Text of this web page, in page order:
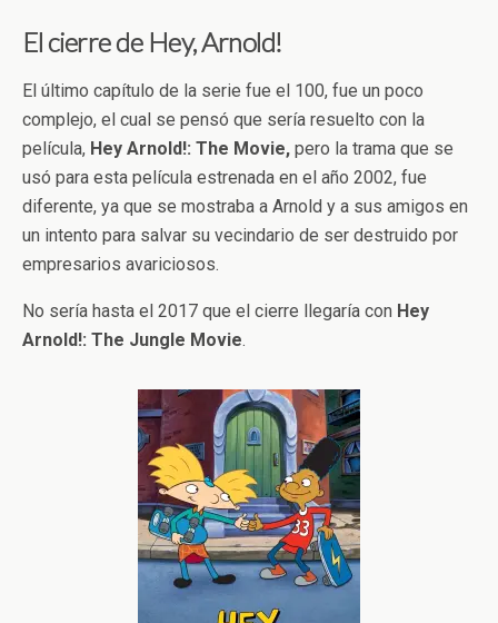
El cierre de Hey, Arnold!
El último capítulo de la serie fue el 100, fue un poco
complejo, el cual se pensó que sería resuelto con la
película, Hey Arnold!: The Movie, pero la trama que se
usó para esta película estrenada en el año 2002, fue
diferente, ya que se mostraba a Arnold y a sus amigos en
un intento para salvar su vecindario de ser destruido por
empresarios avariciosos.
No sería hasta el 2017 que el cierre llegaría con Hey
Arnold!: The Jungle Movie.